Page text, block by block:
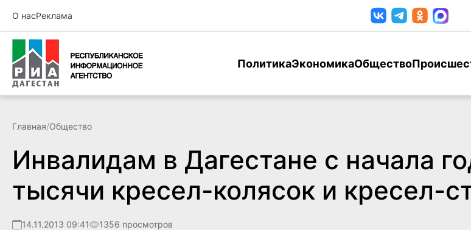
О насРеклама
ПолитикаЭкономикаОбщество
Главная/Общество
Инвалидам в Дагестане с начала
тысячи кресел-колясок и кресел-
14.11.2013 09:41 1356 просмотров